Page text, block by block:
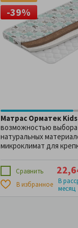
-39%
Матрас Орматек
возможностью
натуральных
микроклимат для
Сравнить
В избранное
В
месяц